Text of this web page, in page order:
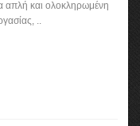
απλή και ολοκληρωμένη
..